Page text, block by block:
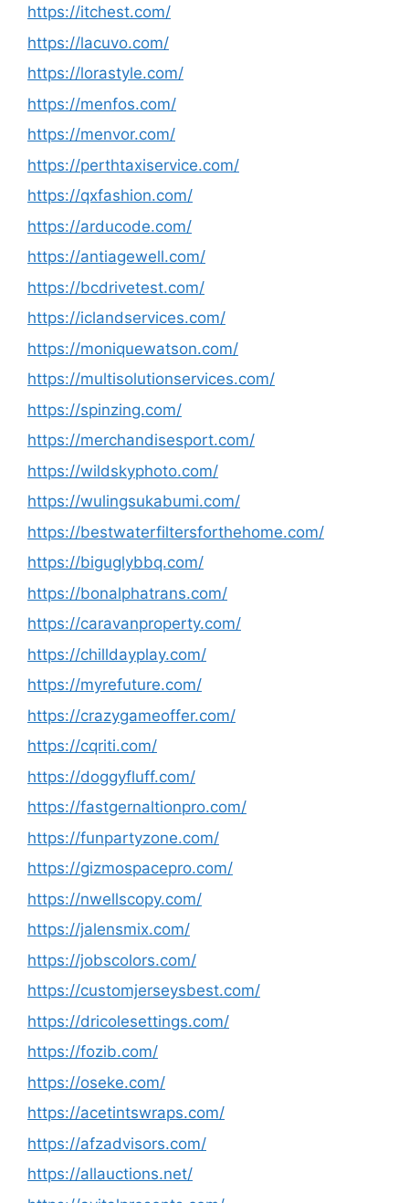
https://itchest.com/
https://lacuvo.com/
https://lorastyle.com/
https://menfos.com/
https://menvor.com/
https://perthtaxiservice.com/
https://qxfashion.com/
https://arducode.com/
https://antiagewell.com/
https://bcdrivetest.com/
https://iclandservices.com/
https://moniquewatson.com/
https://multisolutionservices.com/
https://spinzing.com/
https://merchandisesport.com/
https://wildskyphoto.com/
https://wulingsukabumi.com/
https://bestwaterfiltersforthehome.com/
https://biguglybbq.com/
https://bonalphatrans.com/
https://caravanproperty.com/
https://chilldayplay.com/
https://myrefuture.com/
https://crazygameoffer.com/
https://cqriti.com/
https://doggyfluff.com/
https://fastgernaltionpro.com/
https://funpartyzone.com/
https://gizmospacepro.com/
https://nwellscopy.com/
https://jalensmix.com/
https://jobscolors.com/
https://customjerseysbest.com/
https://dricolesettings.com/
https://fozib.com/
https://oseke.com/
https://acetintswraps.com/
https://afzadvisors.com/
https://allauctions.net/